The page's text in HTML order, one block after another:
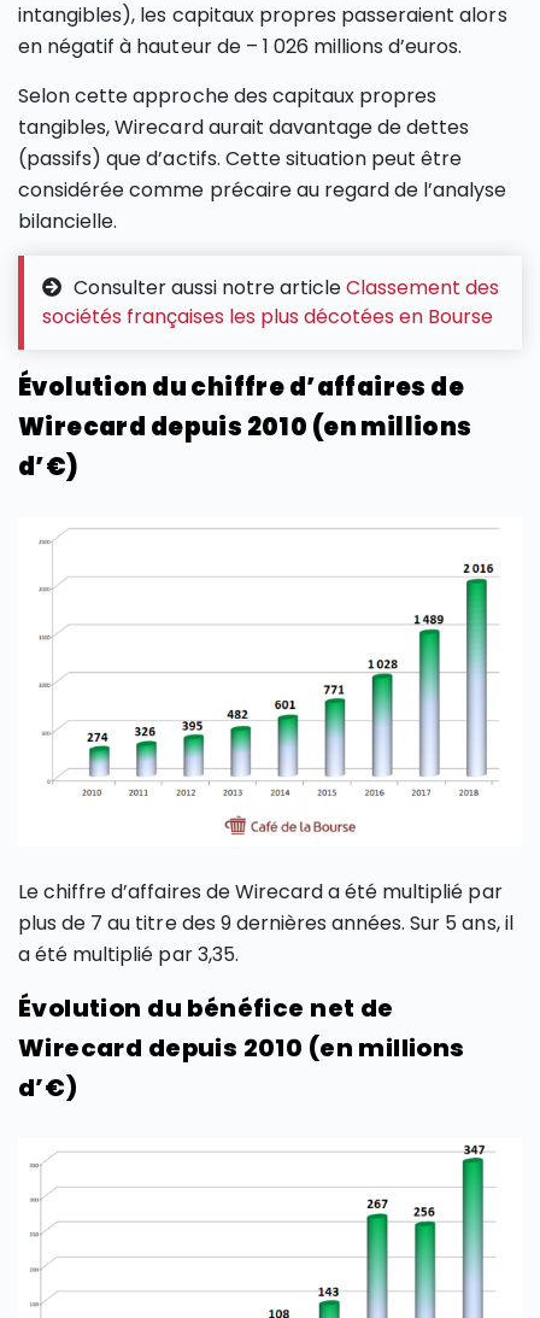
intangibles), les capitaux propres passeraient alors
en négatif à hauteur de – 1 026 millions d’euros.
Selon cette approche des capitaux propres
tangibles, Wirecard aurait davantage de dettes
(passifs) que d’actifs. Cette situation peut être
considérée comme précaire au regard de l’analyse
bilancielle.
Consulter aussi notre articleClassement des
sociétés françaises les plus décotées en Bourse
Évolution du chiffre d’affaires de
Wirecard depuis 2010 (en millions
d’€)
Le chiffre d’affaires de Wirecard a été multiplié par
plus de 7 au titre des 9 dernières années. Sur 5 ans, il
a été multiplié par 3,35.
Évolution du bénéfice net de
Wirecard depuis 2010 (en millions
d’€)